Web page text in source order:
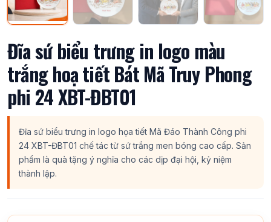
Đĩa sứ biểu trưng in logo màu
trắng hoạ tiết Bát Mã Truy Phong
phi 24 XBT-ĐBT01
Đĩa sứ biểu trưng in logo họa tiết Mã Đáo Thành Công phi
24 XBT-ĐBT01 chế tác từ sứ trắng men bóng cao cấp. Sản
phẩm là quà tặng ý nghĩa cho các dịp đại hội, kỷ niệm
thành lập.